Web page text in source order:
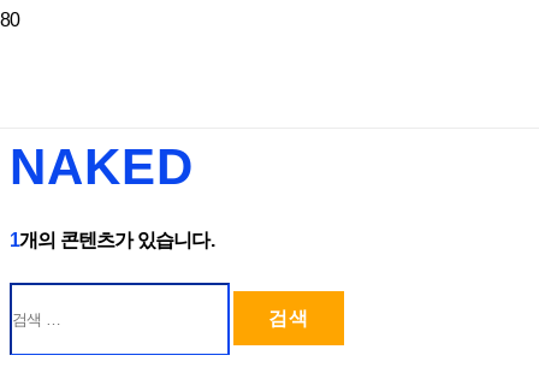
NAKED
1개의 콘텐츠가 있습니다.
색: